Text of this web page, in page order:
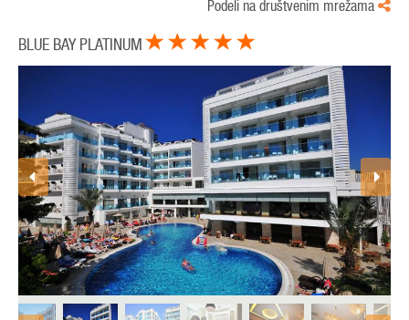
Podeli na društvenim mrežama
BLUE BAY PLATINUM